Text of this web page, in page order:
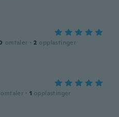
omtaler · 2 opplastinger
omtaler · 1 opplastinger